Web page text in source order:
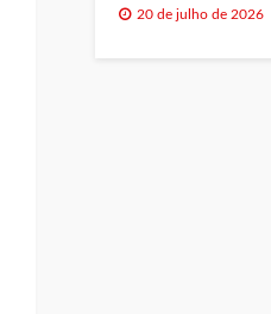
20 de julho de 2026